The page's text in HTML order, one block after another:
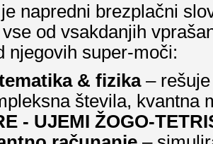
napredni brezplačni
od vsakdanjih
njegovih super-moči:
& fizika– rešuje
števila, kvantna
- UJEMI ŽOGO-